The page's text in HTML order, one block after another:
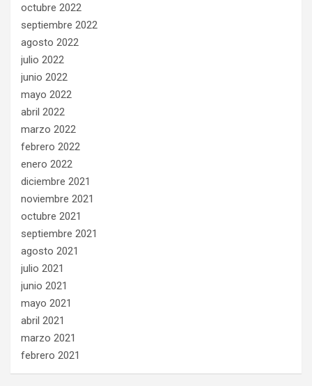
octubre 2022
septiembre 2022
agosto 2022
julio 2022
junio 2022
mayo 2022
abril 2022
marzo 2022
febrero 2022
enero 2022
diciembre 2021
noviembre 2021
octubre 2021
septiembre 2021
agosto 2021
julio 2021
junio 2021
mayo 2021
abril 2021
marzo 2021
febrero 2021